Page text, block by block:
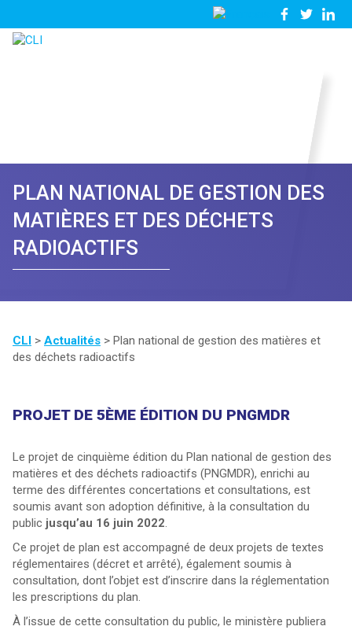
28
23
contacter
PLAN NATIONAL DE GESTION DES
MATIÈRES ET DES DÉCHETS
RADIOACTIFS
CLI > Actualités > Plan national de gestion des matières et
des déchets radioactifs
PROJET DE 5ÈME ÉDITION DU PNGMDR
Le projet de cinquième édition du Plan national de gestion des
matières et des déchets radioactifs (PNGMDR), enrichi au
terme des différentes concertations et consultations, est
soumis avant son adoption définitive, à la consultation du
public jusqu’au 16 juin 2022.
Ce projet de plan est accompagné de deux projets de textes
réglementaires (décret et arrêté), également soumis à
consultation, dont l’objet est d’inscrire dans la réglementation
les prescriptions du plan.
À l’issue de cette consultation du public, le ministère publiera